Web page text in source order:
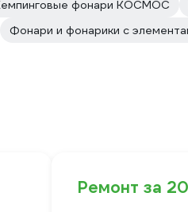
фонари КОСМОС
Фонари и фонарики с
Ремонт за